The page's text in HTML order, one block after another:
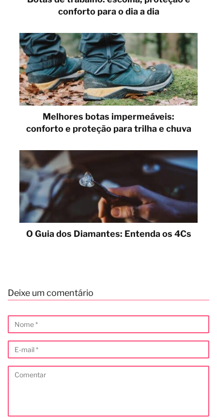
conforto para o dia a dia
Melhores botas impermeáveis:
conforto e proteção para trilha e chuva
O Guia dos Diamantes: Entenda os 4Cs
Deixe um comentário